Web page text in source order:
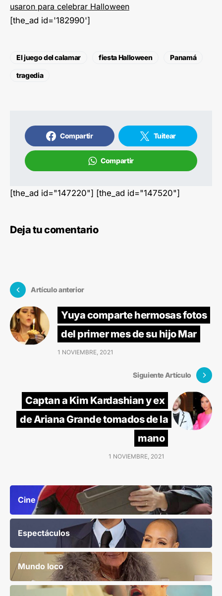
usaron para celebrar Halloween
[the_ad id='182990']
El juego del calamar fiesta Halloween Panamá
tragedia
Compartir Tuitear
Compartir
[the_ad id="147220"] [the_ad id="147520"]
Deja tu comentario
Artículo anterior
Yuya comparte hermosas fotos
del primer mes de su hijo Mar
1 NOVIEMBRE, 2021
Siguiente Artículo
Captan a Kim Kardashian y ex
de Ariana Grande tomados de la
mano
1 NOVIEMBRE, 2021
Cine
Espectáculos
Mundo loco